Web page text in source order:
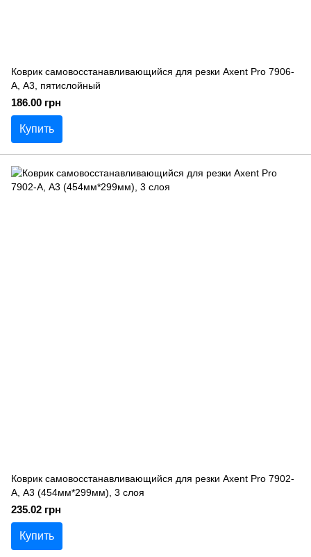
Коврик самовосстанавливающийся для резки Axent Pro 7906-
A, А3, пятислойный
186.00 грн
Купить
Коврик самовосстанавливающийся для резки Axent Pro 7902-
A, А3 (454мм*299мм), 3 слоя
235.02 грн
Купить